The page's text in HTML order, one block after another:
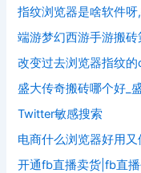
指纹浏览器是啥软件
端游梦幻西游手游搬
改变过去浏览器指纹
盛大传奇搬砖哪个好_
Twitter敏感搜索
电商什么浏览器好用
开通fb直播卖货|fb直